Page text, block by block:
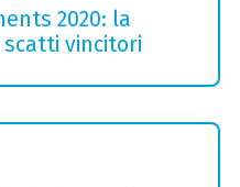
2020: la
vincitori